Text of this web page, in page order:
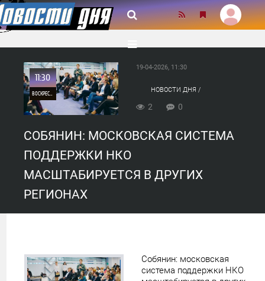
11:30
ВОСКРЕСЕНЬЕ
0
19-04-2026, 11:30
НОВОСТИ ДНЯ /
ОБЩЕСТВО / ПОЛИТИКА
/ БИЗНЕС
2 0
СОБЯНИН: МОСКОВСКАЯ СИСТЕМА
ПОДДЕРЖКИ НКО
МАСШТАБИРУЕТСЯ В ДРУГИХ
РЕГИОНАХ
Собянин: московская
система поддержки НКО